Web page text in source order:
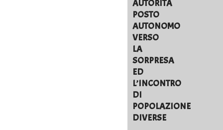
AUTORITA
POSTO
AUTONOMO
VERSO
LA
SORPRESA
ED
L’INCONTRO
DI
POPOLAZIONE
DIVERSE